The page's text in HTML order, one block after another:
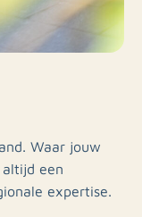
Waar jouw
een
expertise.